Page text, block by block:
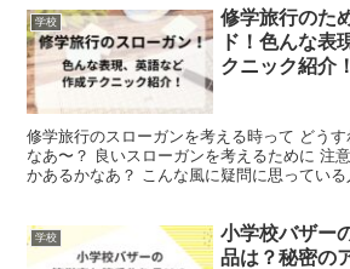
学校
修学旅行のた
ド！色んな表
クニック紹介！
修学旅行のスローガンを考える時って どう
なあ〜？ 良いスローガンを考えるために 注
かあるかなあ？ こんな風に疑問に思ってい
学校
小学校バザー
品は？秘密の